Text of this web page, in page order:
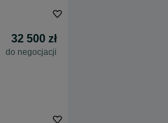
32 500 zł
do negocjacji